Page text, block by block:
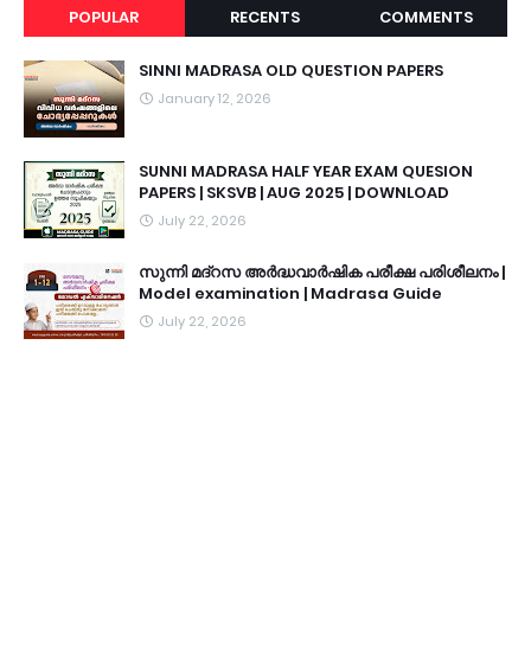
POPULAR RECENTS COMMENTS
SINNI MADRASA OLD QUESTION PAPERS
January 12, 2026
SUNNI MADRASA HALF YEAR EXAM QUESION
PAPERS | SKSVB | AUG 2025 | DOWNLOAD
July 22, 2026
സുന്നി മദ്റസ അർദ്ധവാർഷിക പരീക്ഷ പരിശീലനം |
Model examination | Madrasa Guide
July 22, 2026